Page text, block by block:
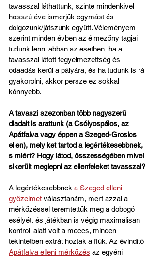
tavasszal láthattunk, szinte mindenkivel
hosszú éve ismerjük egymást és
dolgozunk/játszunk együtt. Véleményem
szerint minden évben az élmezőny tagjai
tudunk lenni abban az esetben, ha a
tavasszal látott fegyelmezettség és
odaadás kerül a pályára, és ha tudunk is rá
gyakorolni, akkor persze ez sokkal
könnyebb.
A tavaszi szezonban több nagyszerű
diadalt is arattunk (a Csólyospálos, az
Apátfalva vagy éppen a Szeged-Grosics
ellen), melyiket tartod a legértékesebbnek,
s miért? Hogy látod, összességében mivel
sikerült meglepni az ellenfeleket tavasszal?
A legértékesebbnek a Szeged elleni
győzelmet választanám, mert azzal a
mérkőzéssel teremtettük meg a dobogó
esélyét, és játékban is végig maximálisan
kontroll alatt volt a meccs, minden
tekintetben extrát hoztak a fiúk. Az évindító
Apátfalva elleni mérkőzés az egyéni